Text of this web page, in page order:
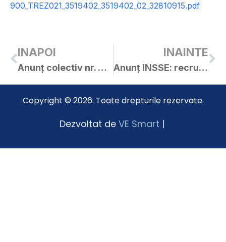
900_TREZ021_3519402_3519402_02_32810915.pdf
INAPOI
Anunț colectiv nr. 3848 / 08.02.2022
INAINTE
Anunț INSSE: recrutare recenzori pentru Recesamântul populației – 2022
Copyright © 2026. Toate drepturile rezervate.
Dezvoltat de VE Smart |